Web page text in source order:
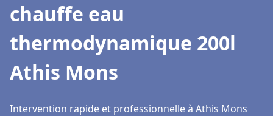
chauffe eau
thermodynamique 200l
Athis Mons
Intervention rapide et professionnelle à Athis Mons